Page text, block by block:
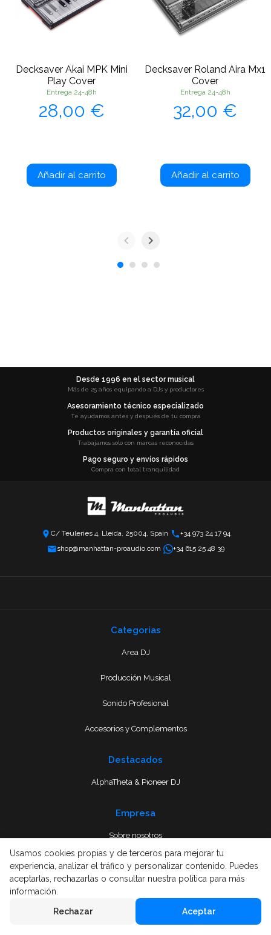
Decksaver Akai MPK Mini
Play Cover
Entrega 24-48h
Precio
28,00 €
Añadir al carrito
Decksaver Roland Aira Mx1
Cover
Entrega 24-48h
Precio
32,00 €
Añadir al carrito
Desde 1996 en el sector musical
Más de 25 años equipando a DJs y productores
Asesoramiento técnico especializado
Te ayudamos antes y después de tu compra
Productos originales y garantía oficial
Trabajamos solo con marcas reconocidas
Pago seguro y envíos rápidos
Compra con total tranquilidad
C/ Teuleries 4, Lleida, 25004, Spain
+34 973 24 17 94
shop@manhattan-proaudio.com
+34 615 25 48 39
Categorias
Area DJ
Producción Musical
Sonido Profesional
Accesorios y Complementos
Destacados
AlphaTheta & Pioneer DJ
Empresa
Sobre nosotros
Usamos cookies propias y de terceros para mejorar tu
experiencia, analizar el tráfico y personalizar contenido. Puedes
aceptarlas, rechazarlas o consultar nuestra política para más
información.
Rechazar Aceptar